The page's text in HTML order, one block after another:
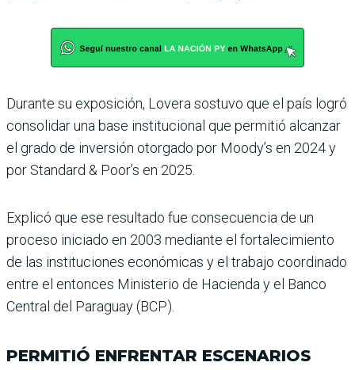
Durante su exposición, Lovera sostuvo que el país logró
consolidar una base institucional que permitió alcanzar
el grado de inver­sión otorgado por Moody’s en 2024 y
por Standard & Poor’s en 2025.
Explicó que ese resultado fue consecuencia de un
proceso iniciado en 2003 mediante el fortalecimiento
de las ins­tituciones económicas y el trabajo coordinado
entre el entonces Ministerio de Hacienda y el Banco
Central del Paraguay (BCP).
PERMITIÓ ENFRENTAR ESCENARIOS